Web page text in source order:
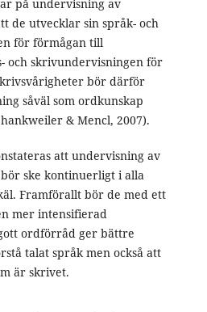
på undervisning av
de utvecklar sin språk- och
för förmågan till
och skrivundervisningen för
bör därför
såväl som ordkunskap
& Mencl, 2007).
att undervisning av
ske kontinuerligt i alla
Framförallt bör de med ett
mer intensifierad
ordförråd ger bättre
talat språk men också att
är skrivet.